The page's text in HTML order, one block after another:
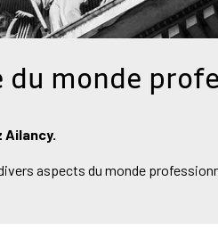
monde
Ailancy.
aspects du monde